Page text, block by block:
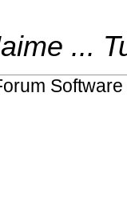
...